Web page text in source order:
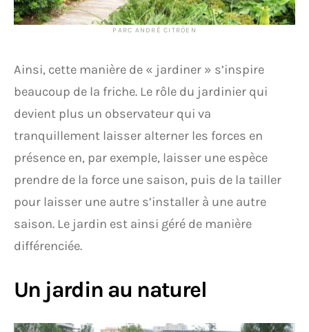
PARC ANDRÉ CITRÖEN
Ainsi, cette manière de « jardiner » s’inspire
beaucoup de la friche. Le rôle du jardinier qui
devient plus un observateur qui va
tranquillement laisser alterner les forces en
présence en, par exemple, laisser une espèce
prendre de la force une saison, puis de la tailler
pour laisser une autre s’installer à une autre
saison. Le jardin est ainsi géré de manière
différenciée.
Un jardin au naturel